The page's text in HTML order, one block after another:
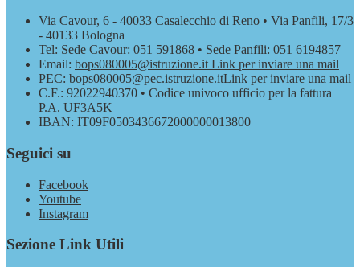
Via Cavour, 6 - 40033 Casalecchio di Reno • Via Panfili, 17/3
- 40133 Bologna
Tel: Sede Cavour: 051 591868 • Sede Panfili: 051 6194857
Email: bops080005@istruzione.it Link per inviare una mail
PEC: bops080005@pec.istruzione.itLink per inviare una mail
C.F.: 92022940370 • Codice univoco ufficio per la fattura
P.A. UF3A5K
IBAN: IT09F0503436672000000013800
Seguici su
Facebook
Youtube
Instagram
Sezione Link Utili